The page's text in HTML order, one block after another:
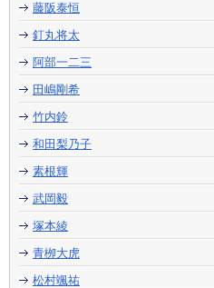
藤阪泰恒
釘丸将太
阿部一二三
田嶋剛希
竹内鈴
和田梨乃子
素根輝
武岡毅
塚本綾
青栁大虎
松村颯祐